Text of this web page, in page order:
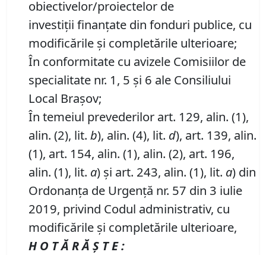
obiectivelor/proiectelor de
investiții finanțate din fonduri publice, cu
modificările şi completările ulterioare;
În conformitate cu avizele Comisiilor de
specialitate nr. 1, 5 și 6 ale Consiliului
Local Brașov;
În temeiul prevederilor art. 129, alin. (1),
alin. (2), lit. b), alin. (4), lit. d), art. 139, alin.
(1), art. 154, alin. (1), alin. (2), art. 196,
alin. (1), lit. a) și art. 243, alin. (1), lit. a) din
Ordonanța de Urgență nr. 57 din 3 iulie
2019, privind Codul administrativ, cu
modificările și completările ulterioare,
H O T Ă R Ă Ş T E :